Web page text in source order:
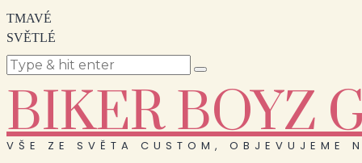
TMAVÉ
SVĚTLÉ
BIKER BOYZ
VŠE ZE SVĚTA CUSTOM, OBJEVUJEME